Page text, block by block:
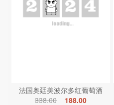
法国奥廷美波尔多红葡萄酒
338.00
188.00